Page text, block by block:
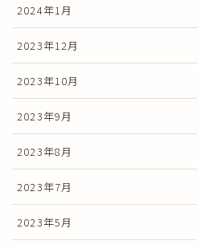
2024年1月
2023年12月
2023年10月
2023年9月
2023年8月
2023年7月
2023年5月